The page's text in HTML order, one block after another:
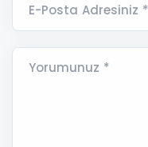
E-Posta Adresiniz *
Yorumunuz *